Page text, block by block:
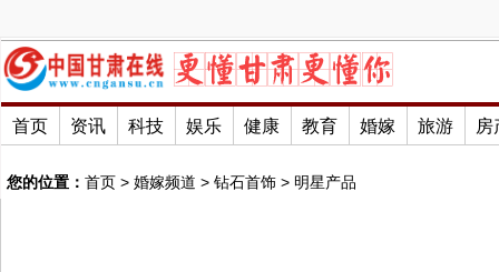
首页 资讯 科技 娱乐 健康 教育 婚嫁 旅游 房
您的位置： 首页 > 婚嫁频道 > 钻石首饰 > 明星产品